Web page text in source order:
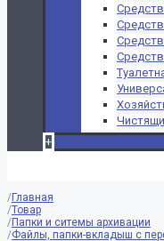
+
Главная
Товар
Папки и ситемы архивации
Файлы, папки-вкладыш с